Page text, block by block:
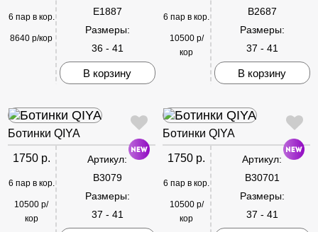
6 пар в кор.
8640 р/кор
E1887
Размеры:
36 - 41
В корзину
6 пар в кор.
10500 р/
кор
B2687
Размеры:
37 - 41
В корзину
Ботинки QIYA
1750 р.
6 пар в кор.
10500 р/
кор
Артикул:
B3079
Размеры:
37 - 41
Ботинки QIYA
1750 р.
6 пар в кор.
10500 р/
кор
Артикул:
B30701
Размеры:
37 - 41